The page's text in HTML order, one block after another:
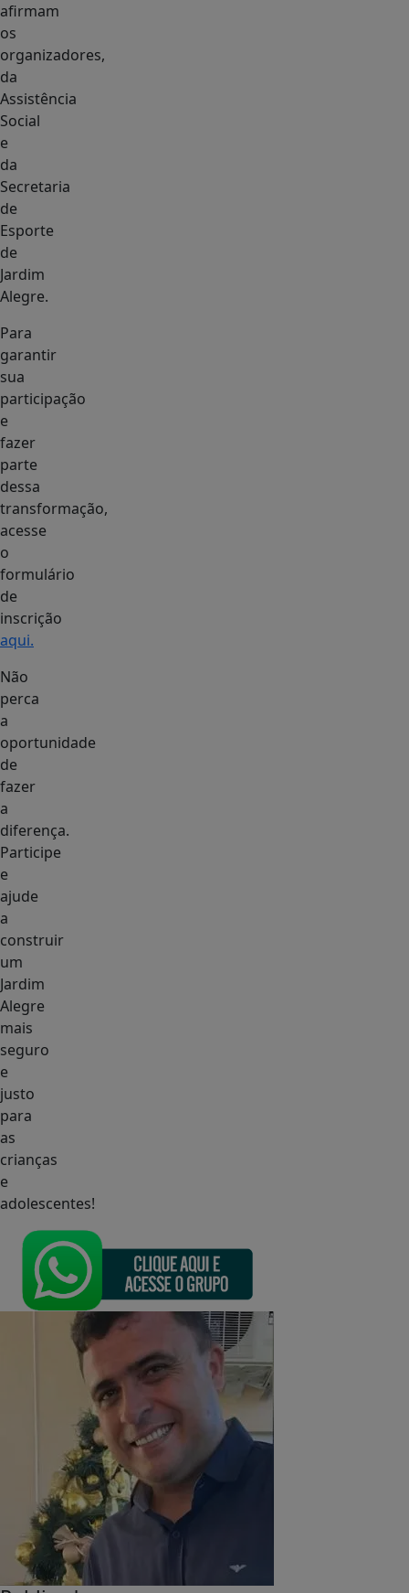
afirmam
os
organizadores,
da
Assistência
Social
e
da
Secretaria
de
Esporte
de
Jardim
Alegre.
Para
garantir
sua
participação
e
fazer
parte
dessa
transformação,
acesse
o
formulário
de
inscrição
aqui.
Não
perca
a
oportunidade
de
fazer
a
diferença.
Participe
e
ajude
a
construir
um
Jardim
Alegre
mais
seguro
e
justo
para
as
crianças
e
adolescentes!